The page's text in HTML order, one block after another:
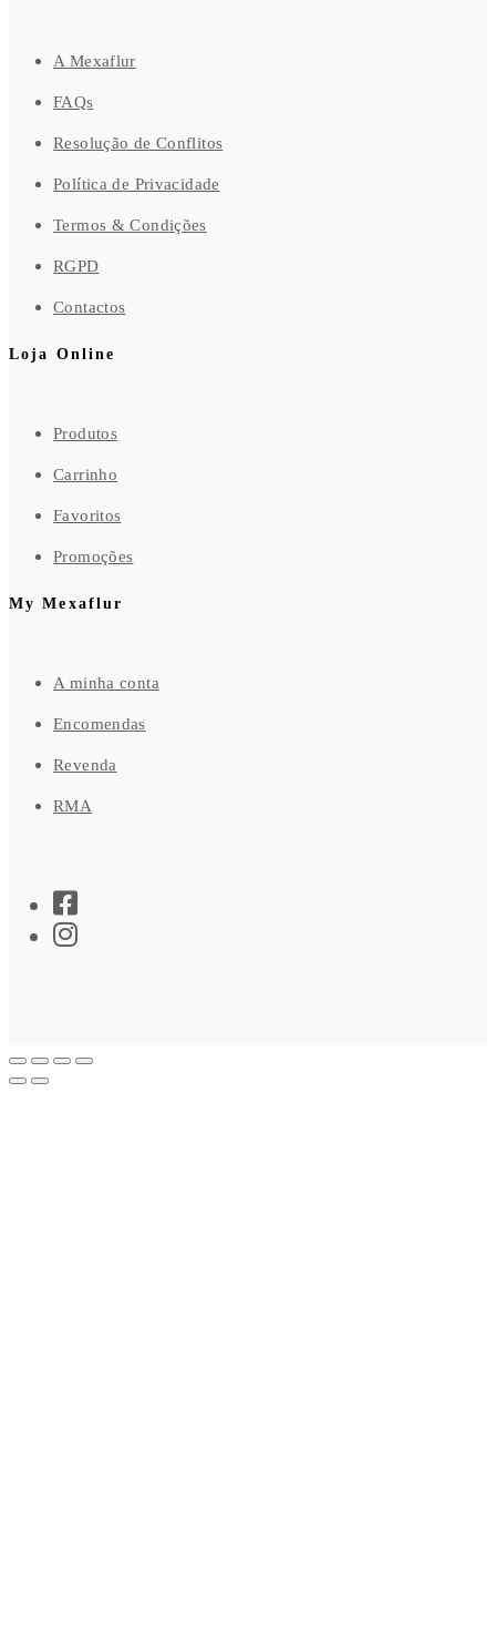
A Mexaflur
FAQs
Resolução de Conflitos
Política de Privacidade
Termos & Condições
RGPD
Contactos
Loja Online
Produtos
Carrinho
Favoritos
Promoções
My Mexaflur
A minha conta
Encomendas
Revenda
RMA